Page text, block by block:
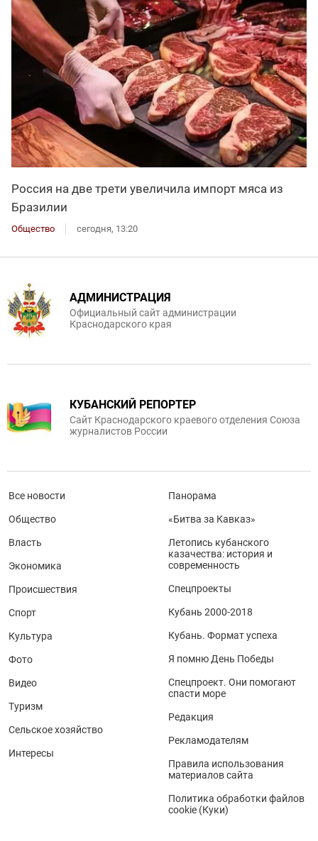
Россия на две трети увеличила импорт мяса из
Бразилии
Общество сегодня, 13:20
АДМИНИСТРАЦИЯ
Официальный сайт администрации
Краснодарского края
КУБАНСКИЙ РЕПОРТЕР
Сайт Краснодарского краевого отделения Союза
журналистов России
Все новости
Общество
Власть
Экономика
Происшествия
Спорт
Культура
Фото
Видео
Туризм
Сельское хозяйство
Интересы
Панорама
«Битва за Кавказ»
Летопись кубанского
казачества: история и
современность
Спецпроекты
Кубань 2000-2018
Кубань. Формат успеха
Я помню День Победы
Спецпроект. Они помогают
спасти море
Редакция
Рекламодателям
Правила использования
материалов сайта
Политика обработки файлов
cookie (Куки)